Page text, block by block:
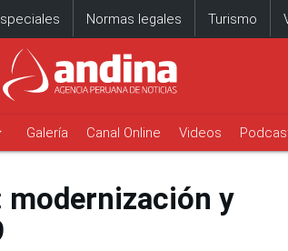
Normas legales Turismo
Galería Canal Online Videos
modernización y